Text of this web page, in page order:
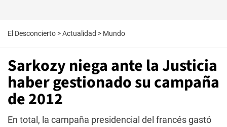
El Desconcierto >Actualidad > Mundo
Sarkozy niega ante la Justicia
haber gestionado su campaña
de 2012
En total, la campaña presidencial del francés gastó